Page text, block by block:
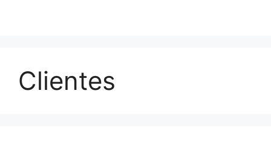
Clientes